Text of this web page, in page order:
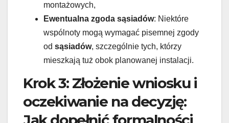
montażowych,
Ewentualna zgoda sąsiadów: Niektóre
wspólnoty mogą wymagać pisemnej zgody
od sąsiadów, szczególnie tych, którzy
mieszkają tuż obok planowanej instalacji.
Krok 3: Złożenie wniosku i
oczekiwanie na decyzję: